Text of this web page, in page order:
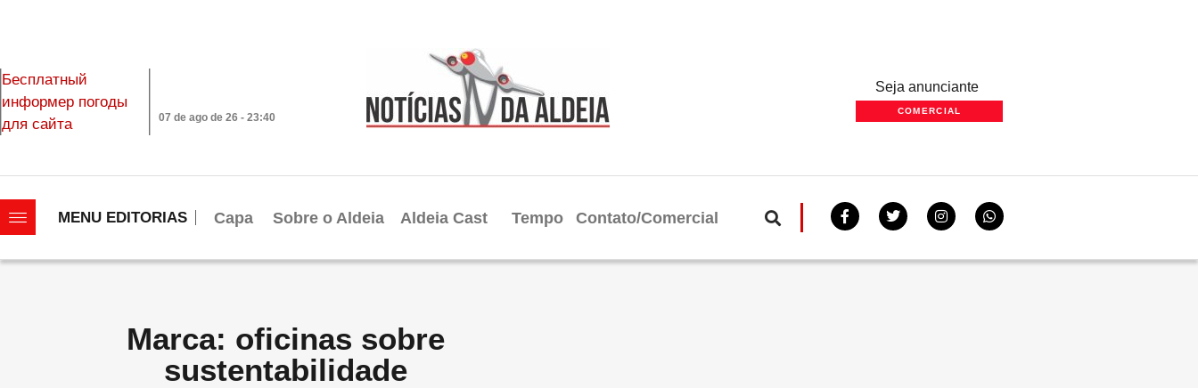
Бесплатный
информер погоды
для сайта
07 de ago de 26 - 23:40
Seja anunciante
COMERCIAL
MENU EDITORIAS Capa Sobre o Aldeia Aldeia Cast Tempo Contato/Comercial
Marca: oficinas sobre
sustentabilidade